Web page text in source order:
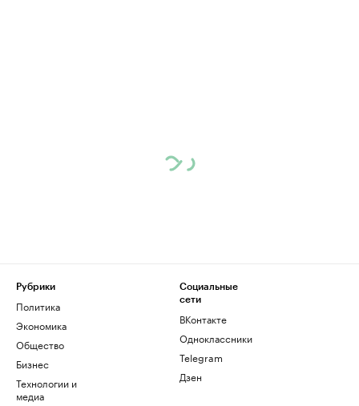
Рубрики
Политика
Экономика
Общество
Бизнес
Технологии и
медиа
Социальные
сети
ВКонтакте
Одноклассники
Telegram
Дзен